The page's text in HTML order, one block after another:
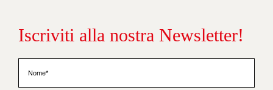
Iscriviti alla nostra Newsletter!